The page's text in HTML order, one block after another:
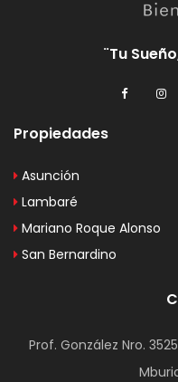
¨Tu
Propiedades
Asunción
Lambaré
Mariano Roque Alonso
San Bernardino
Prof. González Nro.